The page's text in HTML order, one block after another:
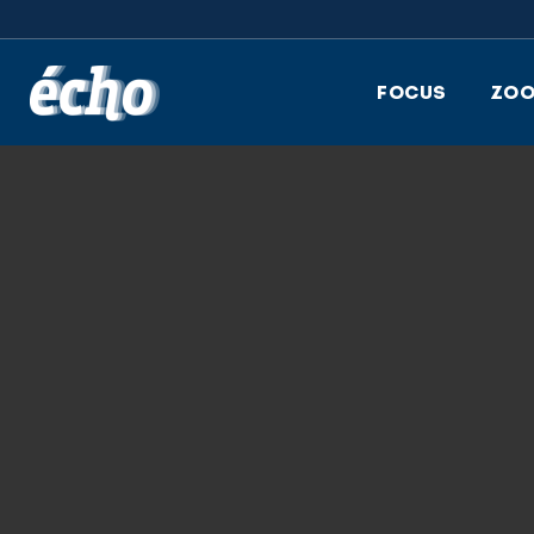
FOCUS
ECHO-